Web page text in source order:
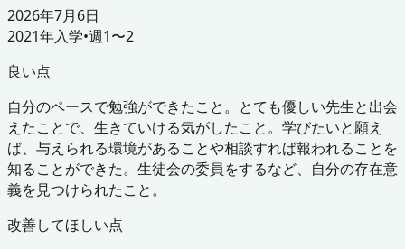
2026年7月6日
2021年入学•週1〜2
良い点
自分のペースで勉強ができたこと。とても優しい先生と出会
えたことで、生きていける気がしたこと。学びたいと願え
ば、与えられる環境があることや相談すれば報われることを
知ることができた。生徒会の委員をするなど、自分の存在意
義を見つけられたこと。
改善してほしい点